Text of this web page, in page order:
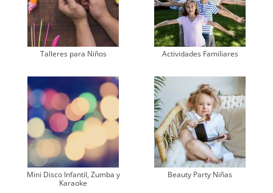
Talleres para Niños Actividades Familiares
Mini Disco Infantil, Zumba y
Karaoke
Beauty Party Niñas